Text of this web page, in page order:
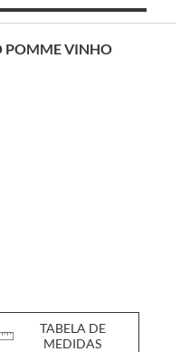
POMME VINHO
TABELA DE
MEDIDAS